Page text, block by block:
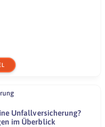
Unfallversicherung?
im Überblick